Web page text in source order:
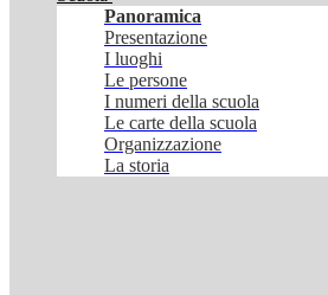
Panoramica
Presentazione
I luoghi
Le persone
I numeri della scuola
Le carte della scuola
Organizzazione
La storia